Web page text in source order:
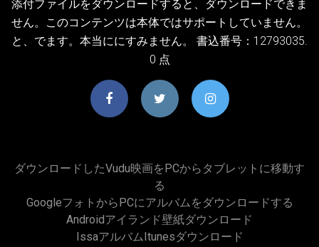
添付ファイルをダウンロードすると、ダウンロードできま
せん。このコンテンツは本体ではサポートしていません。
と、でます。本当ににすみません。 書込番号：12793035.
0 点
ダウンロードしたvudu映画をPCからタブレットに移動す
る
GoogleフォトからPCにアルバムをダウンロードする
Androidアイランド壁紙ダウンロード
Issaアルバムitunesダウンロード